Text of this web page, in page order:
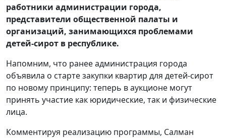
работники администрации города,
представители общественной палаты и
организаций, занимающихся проблемами
детей-сирот в республике.
Напомним, что ранее администрация города
объявила о старте закупки квартир для детей-сирот
по новому принципу: теперь в аукционе могут
принять участие как юридические, так и физические
лица.
Комментируя реализацию программы, Салман